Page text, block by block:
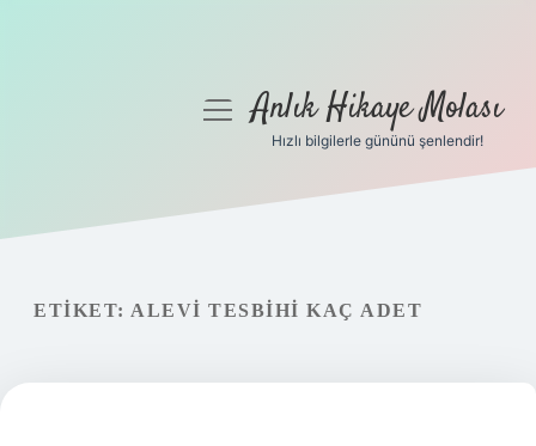
Gizlilik Politikası
menüyüAnlık Hikaye Molası
Hızlı bilgilerle gününü şenlendir!
ETIKET: ALEVI TESBIHI KAÇ ADET